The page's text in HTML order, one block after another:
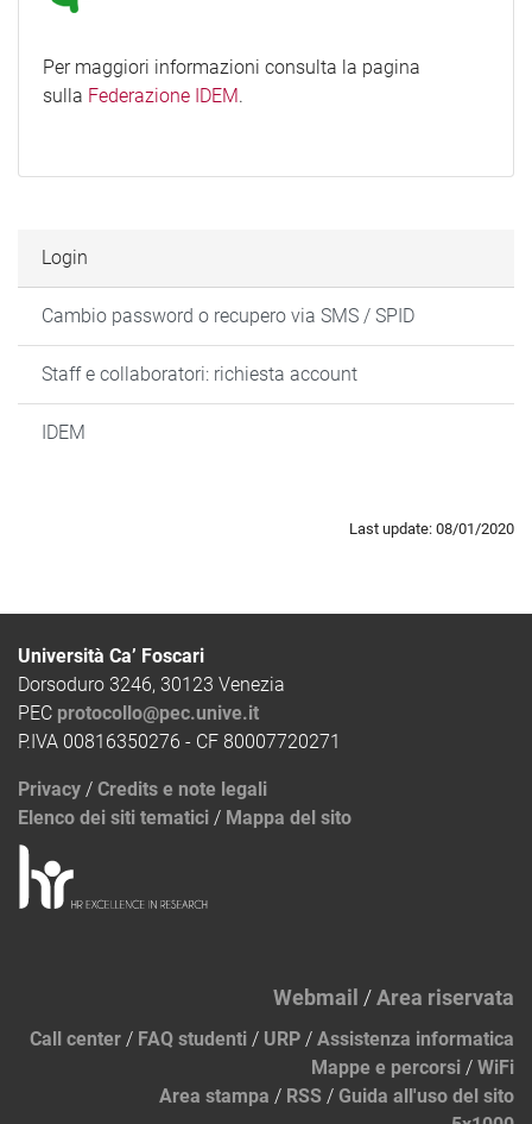
Per maggiori informazioni consulta la pagina
sulla Federazione IDEM.
Login
Cambio password o recupero via SMS / SPID
Staff e collaboratori: richiesta account
IDEM
Last update: 08/01/2020
Università Ca’ Foscari
Dorsoduro 3246, 30123 Venezia
PEC protocollo@pec.unive.it
P.IVA 00816350276 - CF 80007720271
Privacy / Credits e note legali
Elenco dei siti tematici / Mappa del sito
Webmail /Area riservata
Call center / FAQ studenti / URP / Assistenza informatica
Mappe e percorsi / WiFi
Area stampa / RSS / Guida all'uso del sito